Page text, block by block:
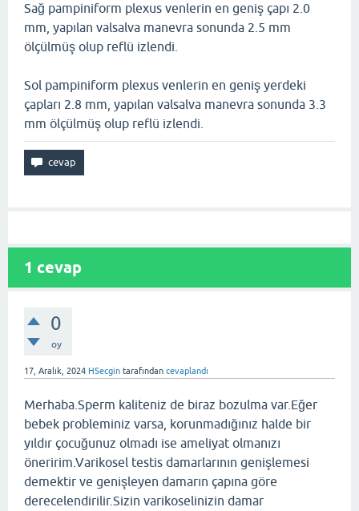
Sağ pampiniform plexus venlerin en geniş çapı 2.0
mm, yapılan valsalva manevra sonunda 2.5 mm
ölçülmüş olup reflü izlendi.
Sol pampiniform plexus venlerin en geniş yerdeki
çapları 2.8 mm, yapılan valsalva manevra sonunda 3.3
mm ölçülmüş olup reflü izlendi.
1 cevap
0
oy
17, Aralık, 2024 HSecgin tarafından cevaplandı
Merhaba.Sperm kaliteniz de biraz bozulma var.Eğer
bebek probleminiz varsa, korunmadığınız halde bir
yıldır çocuğunuz olmadı ise ameliyat olmanızı
öneririm.Varikosel testis damarlarının genişlemesi
demektir ve genişleyen damarın çapına göre
derecelendirilir.Sizin varikoselinizin damar